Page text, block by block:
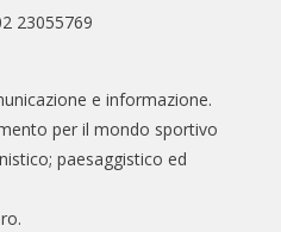
23055769
e informazione.
per il mondo sportivo
paesaggistico ed